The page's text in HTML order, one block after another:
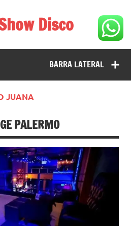
Disco
– DISCO CENA SHOW GUIA DE
BARRA LATERAL
JUANA
PALERMO